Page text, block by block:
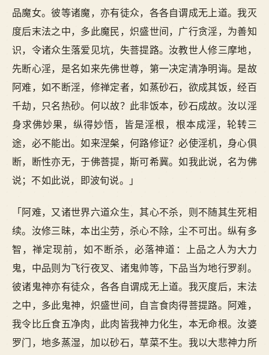
品魔女。彼等诸魔，亦有徒众，各各自谓成无上道。我灭
度后末法之中，多此魔民，炽盛世间，广行贪淫，为善知
识，令诸众生落爱见坑，失菩提路。汝教世人修三摩地，
先断心淫，是名如来先佛世尊，第一决定清净明诲。是故
阿难，如不断淫，修禅定者，如蒸砂石，欲成其饭，经百
千劫，只名热砂。何以故？此非饭本，砂石成故。汝以淫
身求佛妙果，纵得妙悟，皆是淫根，根本成淫，轮转三
途，必不能出。如来涅槃，何路修证？必使淫机，身心俱
断，断性亦无，于佛菩提，斯可希冀。如我此说，名为佛
说；不如此说，即波旬说。」
「阿难，又诸世界六道众生，其心不杀，则不随其生死相
续。汝修三昧，本出尘劳，杀心不除，尘不可出。纵有多
智，禅定现前，如不断杀，必落神道：上品之人为大力
鬼，中品则为飞行夜叉、诸鬼帅等，下品当为地行罗刹。
彼诸鬼神亦有徒众，各各自谓成无上道。我灭度后，末法
之中，多此鬼神，炽盛世间，自言食肉得菩提路。阿难，
我令比丘食五净肉，此肉皆我神力化生，本无命根。汝婆
罗门，地多蒸湿，加以砂石，草菜不生。我以大悲神力所